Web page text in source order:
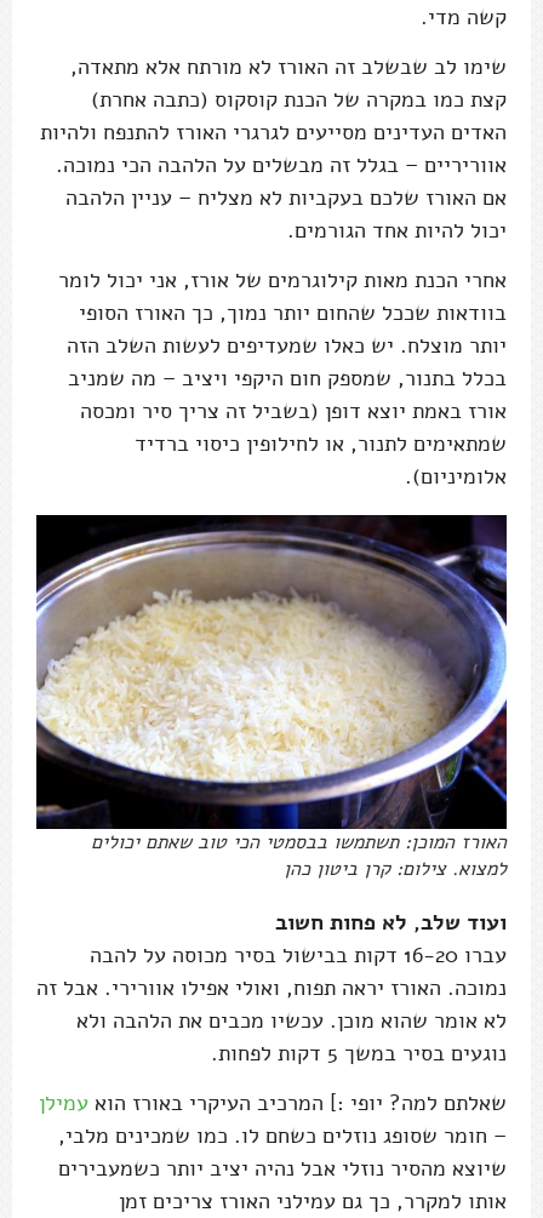
קשה מדי.
שימו לב שבשלב זה האורז לא מורתח אלא מתאדה,
קצת כמו במקרה של הכנת קוסקוס (כתבה אחרת)
האדים העדינים מסייעים לגרגרי האורז להתנפח ולהיות
אווריריים – בגלל זה מבשלים על הלהבה הכי נמוכה.
אם האורז שלכם בעקביות לא מצליח – עניין הלהבה
יכול להיות אחד הגורמים.
אחרי הכנת מאות קילוגרמים של אורז, אני יכול לומר
בוודאות שככל שהחום יותר נמוך, כך האורז הסופי
יותר מוצלח. יש כאלו שמעדיפים לעשות השלב הזה
בכלל בתנור, שמספק חום היקפי ויציב – מה שמניב
אורז באמת יוצא דופן (בשביל זה צריך סיר ומכסה
שמתאימים לתנור, או לחילופין כיסוי ברדיד
אלומיניום).
האורז המוכן: תשתמשו בבסמטי הכי טוב שאתם יכולים
למצוא. צילום: קרן ביטון כהן
ועוד שלב, לא פחות חשוב
עברו 16-20 דקות בבישול בסיר מכוסה על להבה
נמוכה. האורז יראה תפוח, ואולי אפילו אוורירי. אבל זה
לא אומר שהוא מוכן. עכשיו מכבים את הלהבה ולא
נוגעים בסיר במשך 5 דקות לפחות.
שאלתם למה? יופי :] המרכיב העיקרי באורז הוא עמילן
– חומר שסופג נוזלים כשחם לו. כמו שמכינים מלבי,
שיוצא מהסיר נוזלי אבל נהיה יציב יותר כשמעבירים
אותו למקרר, כך גם עמילני האורז צריכים זמן